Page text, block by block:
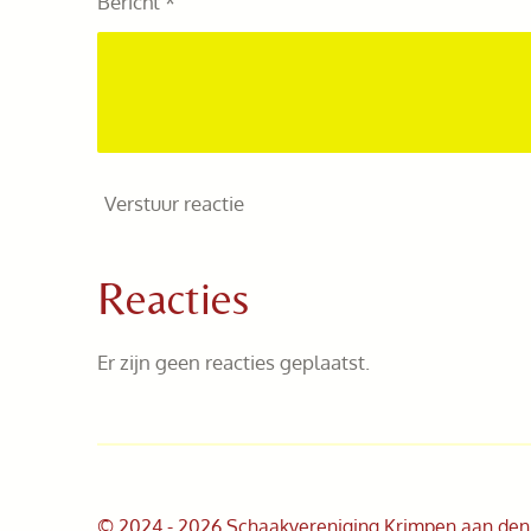
Verstuur reactie
Reacties
Er zijn geen reacties geplaatst.
© 2024 - 2026 Schaakvereniging Krimpen aan den